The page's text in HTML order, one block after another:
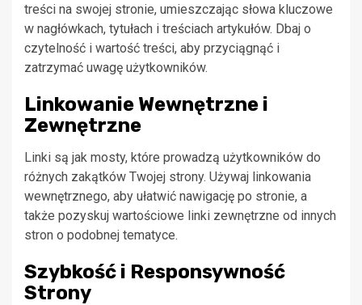
treści na swojej stronie, umieszczając słowa kluczowe
w nagłówkach, tytułach i treściach artykułów. Dbaj o
czytelność i wartość treści, aby przyciągnąć i
zatrzymać uwagę użytkowników.
Linkowanie Wewnętrzne i
Zewnętrzne
Linki są jak mosty, które prowadzą użytkowników do
różnych zakątków Twojej strony. Używaj linkowania
wewnętrznego, aby ułatwić nawigację po stronie, a
także pozyskuj wartościowe linki zewnętrzne od innych
stron o podobnej tematyce.
Szybkość i Responsywność
Strony